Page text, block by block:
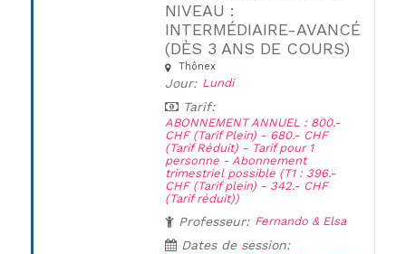
UNE QUESTION ?
NIVEAU :
INTERMÉDIAIRE-AVANCÉ
(DÈS 3 ANS DE COURS)
Thônex
Jour: Lundi
Tarif:
ABONNEMENT ANNUEL : 800.-
CHF (Tarif Plein) - 680.- CHF
(Tarif Réduit) - Tarif pour 1
personne - Abonnement
trimestriel possible (T1 : 396.-
CHF (Tarif plein) - 342.- CHF
(Tarif réduit))
Professeur: Fernando & Elsa
Dates de session: